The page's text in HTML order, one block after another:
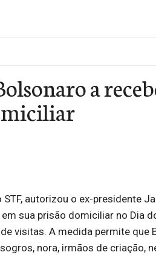
a
autorizou o ex-presidente
sua prisão domiciliar no Dia
visitas. A medida permite que
nora, irmãos de criação,